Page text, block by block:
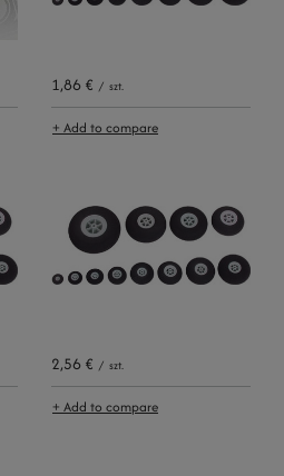
1,86 € / szt.
+ Add to compare
2,56 € / szt.
+ Add to compare